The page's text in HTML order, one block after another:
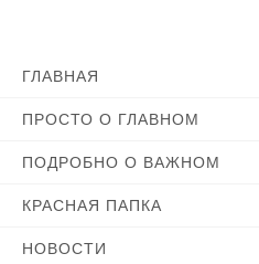
ГЛАВНАЯ
ПРОСТО О ГЛАВНОМ
ПОДРОБНО О ВАЖНОМ
КРАСНАЯ ПАПКА
НОВОСТИ